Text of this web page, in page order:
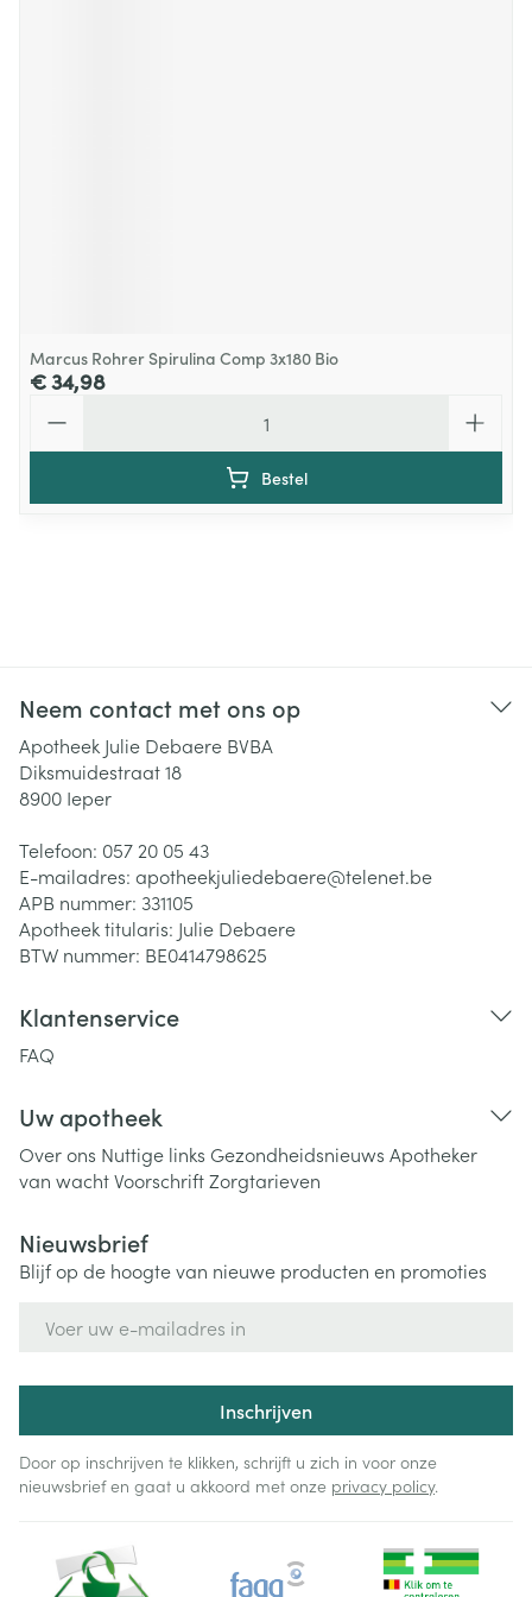
Marcus Rohrer Spirulina Comp 3x180 Bio
€ 34,98
Bestel
Neem contact met ons op
Apotheek Julie Debaere BVBA
Diksmuidestraat 18
8900 Ieper
Telefoon: 057 20 05 43
E-mailadres: apotheekjuliedebaere@telenet.be
APB nummer: 331105
Apotheek titularis: Julie Debaere
BTW nummer: BE0414798625
Klantenservice
FAQ
Uw apotheek
Over ons Nuttige links Gezondheidsnieuws Apotheker
van wachtVoorschriftZorgtarieven
Nieuwsbrief
Blijf op de hoogte van nieuwe producten en promoties
Inschrijven
Door op inschrijven te klikken, schrijft u zich in voor onze
nieuwsbrief en gaat u akkoord met onze privacy policy.